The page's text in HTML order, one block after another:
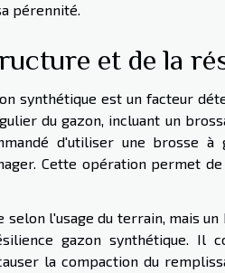
pérennité.
et de la
synthétique est un facteur
du gazon, incluant un
d'utiliser une brosse
Cette opération permet
selon l'usage du terrain, mais
gazon synthétique. Il
la compaction du